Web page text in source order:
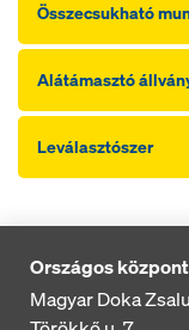
Összecsukható
Alátámasztó
Leválasztószer
Országos központ
Magyar Doka